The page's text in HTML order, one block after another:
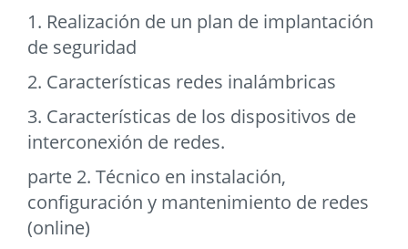
1. Realización de un plan de implantación
de seguridad
2. Características redes inalámbricas
3. Características de los dispositivos de
interconexión de redes.
parte 2. Técnico en instalación,
configuración y mantenimiento de redes
(online)